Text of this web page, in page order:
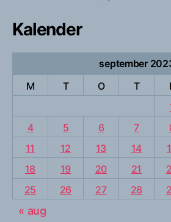
Kalender
september
M
T O T
4
5 6 7
11
12 13 14
18
19 20 21
25
26 27 28
« aug